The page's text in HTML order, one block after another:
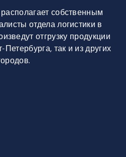
собственным
отдела логистики в
отгрузку продукции
так и из других